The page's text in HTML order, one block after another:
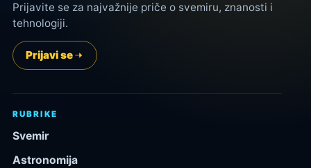
Prijavite se za najvažnije priče o svemiru, znanosti i
tehnologiji.
Prijavi se
RUBRIKE
Svemir
Astronomija